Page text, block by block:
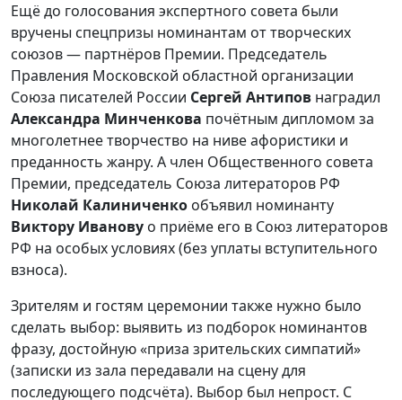
Ещё до голосования экспертного совета были
вручены спецпризы номинантам от творческих
союзов — партнёров Премии. Председатель
Правления Московской областной организации
Союза писателей России Сергей Антипов наградил
Александра Минченкова почётным дипломом за
многолетнее творчество на ниве афористики и
преданность жанру. А член Общественного совета
Премии, председатель Союза литераторов РФ
Николай Калиниченко объявил номинанту
Виктору Иванову о приёме его в Союз литераторов
РФ на особых условиях (без уплаты вступительного
взноса).
Зрителям и гостям церемонии также нужно было
сделать выбор: выявить из подборок номинантов
фразу, достойную «приза зрительских симпатий»
(записки из зала передавали на сцену для
последующего подсчёта). Выбор был непрост. С